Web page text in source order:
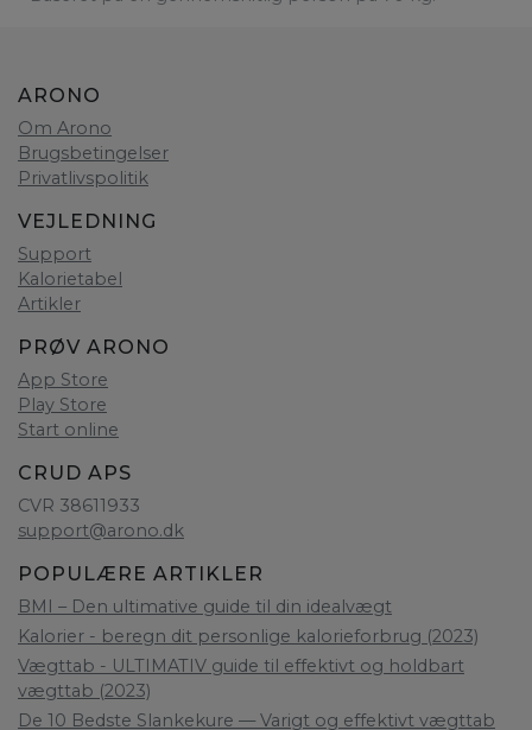
ARONO
Om Arono
Brugsbetingelser
Privatlivspolitik
VEJLEDNING
Support
Kalorietabel
Artikler
PRØV ARONO
App Store
Play Store
Start online
CRUD APS
CVR 38611933
support@arono.dk
POPULÆRE ARTIKLER
BMI – Den ultimative guide til din idealvægt
Kalorier - beregn dit personlige kalorieforbrug (2023)
Vægttab - ULTIMATIV guide til effektivt og holdbart
vægttab (2023)
De 10 Bedste Slankekure — Varigt og effektivt vægttab